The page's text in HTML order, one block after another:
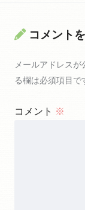
コメント
メールアドレスが
る欄は必須項目で
コメント ※